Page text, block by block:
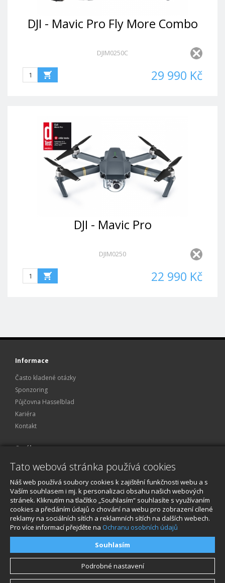
DJI - Mavic Pro Fly More Combo
DJIM0250C
29 990 Kč
DJI - Mavic Pro
DJIM0250
22 990 Kč
Informace
Často kladené otázky
Sponzoring
Půjčovna Hasselblad
Kariéra
Kontakt
O nákupu
Obchodní podmínky
Reklamace a servis
O nákupu
Souhlasím
Podrobné nastavení
Tato webová stránka používá cookies
Náš web používá soubory cookies k zajištění funkčnosti webu a s
Vaším souhlasem i mj. k personalizaci obsahu našich webových
stránek. Kliknutím na tlačítko „Souhlasím“ souhlasíte s využívaním
cookies a předáním údajů o chování na webu pro zobrazení cílené
reklamy na sociálních sítích a reklamních sítích na dalších webech.
Pro více informací přejděte na Ochranu osobních údajů